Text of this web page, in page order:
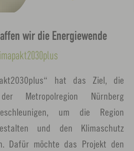
wir die Energiewende
hat das Ziel, die
Metropolregion Nürnberg
um die Region
und den Klimaschutz
Dafür möchte das Projekt den